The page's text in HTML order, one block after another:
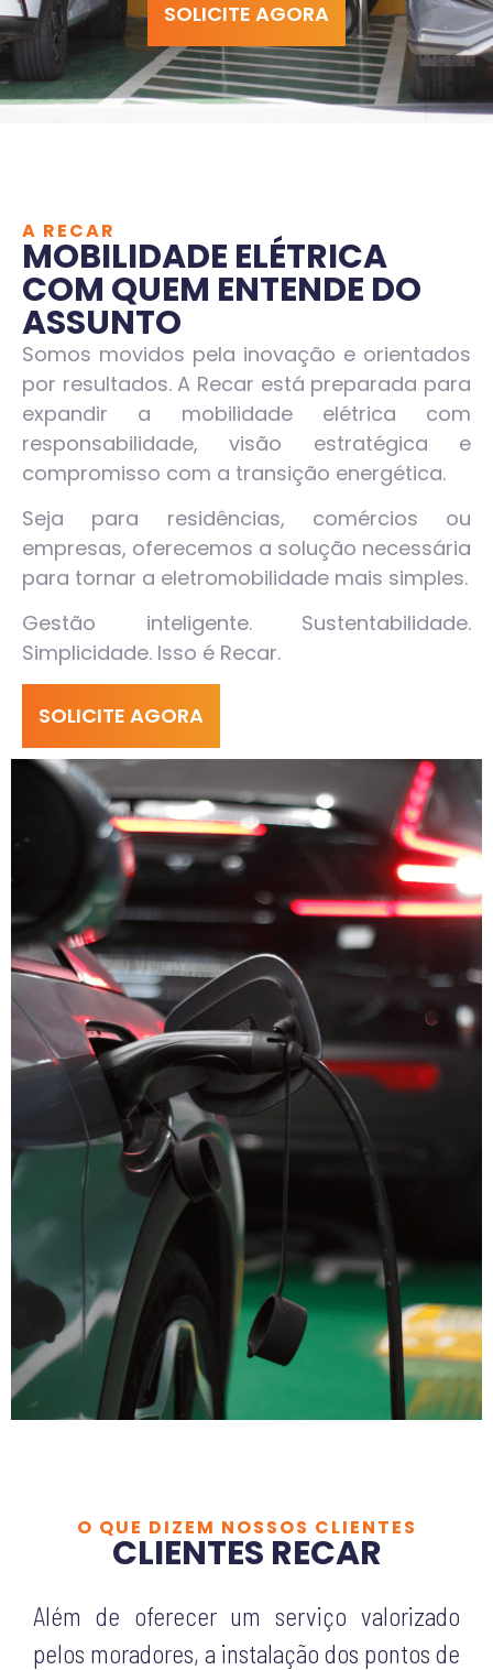
SOLICITE AGORA
A RECAR
MOBILIDADE ELÉTRICA
COM QUEM ENTENDE DO
ASSUNTO
Somos movidos pela inovação e orientados
por resultados. A Recar está preparada para
expandir a mobilidade elétrica com
responsabilidade, visão estratégica e
compromisso com a transição energética.
Seja para residências, comércios ou
empresas, oferecemos a solução necessária
para tornar a eletromobilidade mais simples.
Gestão inteligente. Sustentabilidade.
Simplicidade. Isso é Recar.
SOLICITE AGORA
O QUE DIZEM NOSSOS CLIENTES
CLIENTES RECAR
Optamos pelo serviço da Recar porque foi a
melhor proposta que recebemos, foi uma